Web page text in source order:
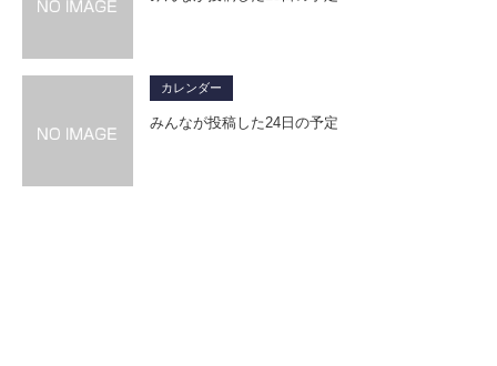
カレンダー
みんなが投稿した24日の予定